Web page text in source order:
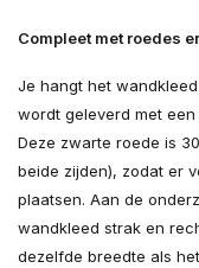
Compleet met roedes
Je hangt het
wordt geleverd met
Deze zwarte roede is
beide zijden), zodat er
plaatsen. Aan de
wandkleed strak en
dezelfde breedte als